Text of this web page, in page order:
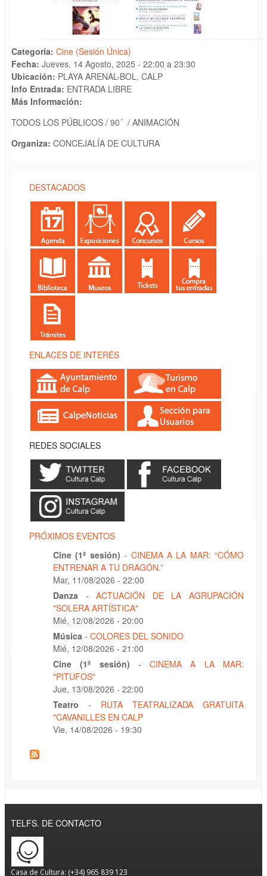
Categoría: Cine (Sesión Única)
Fecha: Jueves, 14 Agosto, 2025 - 22:00 a 23:30
Ubicación: PLAYA ARENAL-BOL, CALP
Info Entrada: ENTRADA LIBRE
Más Información:
TODOS LOS PÚBLICOS / 90´ / ANIMACIÓN
Organiza: CONCEJALÍA DE CULTURA
DESTACADOS
ENLACES DE INTERÉS
REDES SOCIALES
PRÓXIMOS EVENTOS
Cine (1ª sesión) - CINEMA A LA MAR: “CÓMO
ENTRENAR A TU DRAGÓN.”
Mar, 11/08/2026 - 22:00
Danza
-ACTUACIÓN DE LA AGRUPACIÓN
"SOLERA ARTÍSTICA"
Mié, 12/08/2026 - 20:00
Música - COLORES DEL SONIDO
Mié, 12/08/2026 - 21:00
Cine (1ª sesión)
-CINEMA A LA MAR:
"PITUFOS"
Jue, 13/08/2026 - 22:00
Teatro
- RUTA TEATRALIZADA GRATUITA
"CAVANILLES EN CALP
Vie, 14/08/2026 - 19:30
TELFS. DE CONTACTO
Casa de Cultura: (+34) 965 839 123